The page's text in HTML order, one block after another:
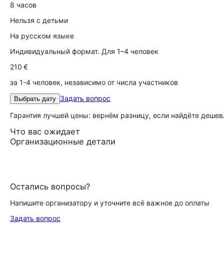
8 часов
Нельзя с детьми
На русском языке
Индивидуальный формат. Для 1–4 человек
210 €
за 1-4 человек, независимо от числа участников
Выбрать дату Задать вопрос
Гарантия лучшей цены: вернём разницу, если найдёте
Что вас ожидает
Организационные детали
Остались вопросы?
Напишите организатору и уточните всё важное до оплаты
Задать вопрос